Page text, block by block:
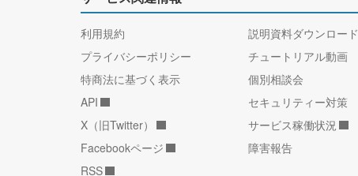
利用規約
プライバシーポリシー
特商法に基づく表示
API
X（旧Twitter）
Facebookページ
RSS
説明資料ダウンロード
チュートリアル動画
個別相談会
セキュリティー対策
サービス稼働状況
障害報告